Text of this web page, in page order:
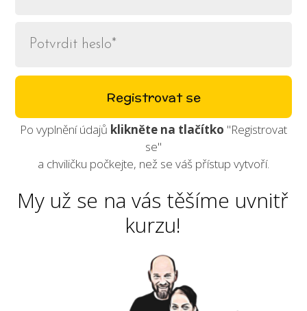
Registrovat se
Po vyplnění údajů klikněte na tlačítko "Registrovat
se"
a chviličku počkejte, než se váš přístup vytvoří.
My už se na vás těšíme uvnitř
kurzu!